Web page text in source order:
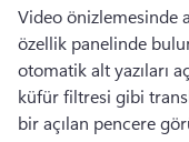
Video önizlemesinde
özellik panelinde
otomatik alt yazıları
küfür filtresi gibi
bir açılan pencere